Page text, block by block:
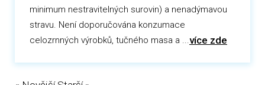
minimum nestravitelných surovin) a nenadýmavou
stravu. Není doporučována konzumace
celozrnných výrobků, tučného masa a ...více zde